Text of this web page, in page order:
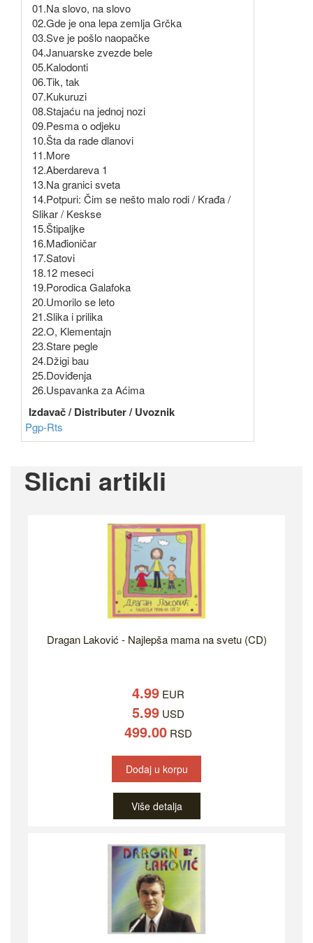
01.Na slovo, na slovo
02.Gde je ona lepa zemlja Grčka
03.Sve je pošlo naopačke
04.Januarske zvezde bele
05.Kalodonti
06.Tik, tak
07.Kukuruzi
08.Stajaću na jednoj nozi
09.Pesma o odjeku
10.Šta da rade dlanovi
11.More
12.Aberdareva 1
13.Na granici sveta
14.Potpuri: Čim se nešto malo rodi / Krađa /
Slikar / Keskse
15.Štipaljke
16.Mađioničar
17.Satovi
18.12 meseci
19.Porodica Galafoka
20.Umorilo se leto
21.Slika i prilika
22.O, Klementajn
23.Stare pegle
24.Džigi bau
25.Doviđenja
26.Uspavanka za Aćima
Izdavač / Distributer / Uvoznik
Pgp-Rts
Slicni artikli
Dragan Laković - Najlepša mama na svetu (CD)
4.99 EUR
5.99 USD
499.00 RSD
Dodaj u korpu
Više detalja